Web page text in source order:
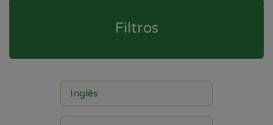
Filtros